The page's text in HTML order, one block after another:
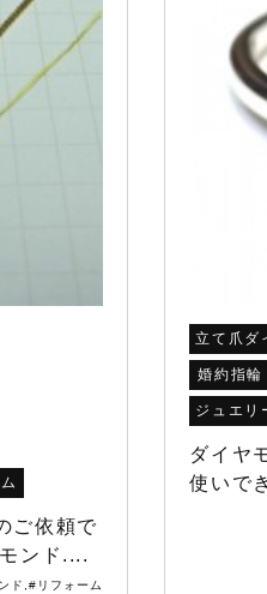
ご依頼で
ンド....
ド ,#リフォーム
立て爪ダ
婚約指
ジュエ
ダイヤ
使いで